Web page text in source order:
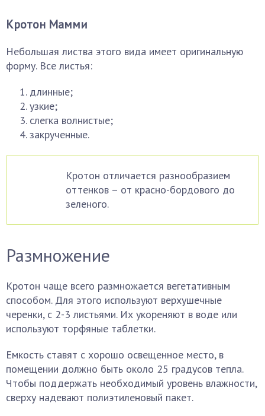
Кротон Мамми
Небольшая листва этого вида имеет оригинальную
форму. Все листья:
длинные;
узкие;
слегка волнистые;
закрученные.
Кротон отличается разнообразием
оттенков – от красно-бордового до
зеленого.
Размножение
Кротон чаще всего размножается вегетативным
способом. Для этого используют верхушечные
черенки, с 2-3 листьями. Их укореняют в воде или
используют торфяные таблетки.
Емкость ставят с хорошо освещенное место, в
помещении должно быть около 25 градусов тепла.
Чтобы поддержать необходимый уровень влажности,
сверху надевают полиэтиленовый пакет.